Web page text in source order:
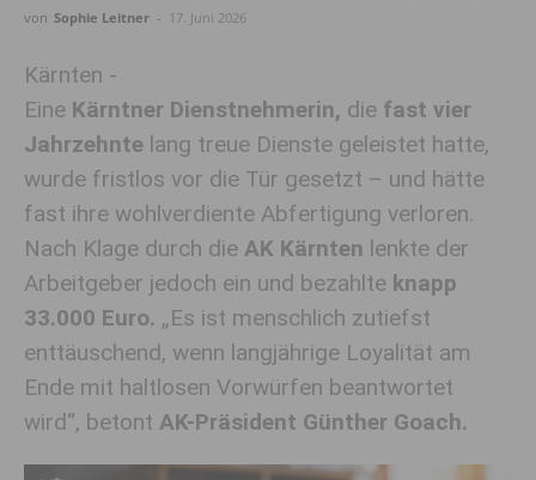
von Sophie Leitner - 17. Juni 2026
Kärnten -
Eine Kärntner Dienstnehmerin, die fast vier
Jahrzehnte lang treue Dienste geleistet hatte,
wurde fristlos vor die Tür gesetzt – und hätte
fast ihre wohlverdiente Abfertigung verloren.
Nach Klage durch die AK Kärnten lenkte der
Arbeitgeber jedoch ein und bezahlte knapp
33.000 Euro. „Es ist menschlich zutiefst
enttäuschend, wenn langjährige Loyalität am
Ende mit haltlosen Vorwürfen beantwortet
wird“, betont AK-Präsident Günther Goach.